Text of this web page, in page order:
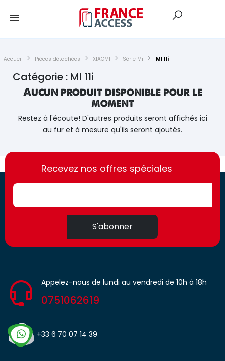
Accueil Pièces détachées XIAOMI Série Mi MI 11i
Catégorie : MI 11i
Aucun produit disponible pour le
moment
Restez à l'écoute! D'autres produits seront affichés ici
au fur et à mesure qu'ils seront ajoutés.
https://france-
access.fr
https://france-
access.fr
Recevez nos offres spéciales
S'abonner
Appelez-nous de lundi au vendredi de 10h à 18h
0751062619
+33 6 70 07 14 39